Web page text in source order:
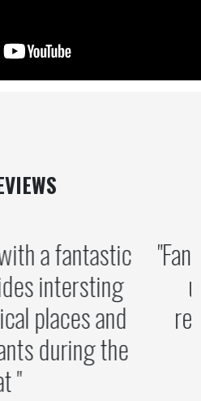
with a fantastic
intersting
places and
during the